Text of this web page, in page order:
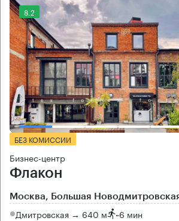
8.2
БЕЗ КОМИССИИ
Бизнес-центр
Флакон
Москва, Большая
Дмитровская → 640 м ~6 мин